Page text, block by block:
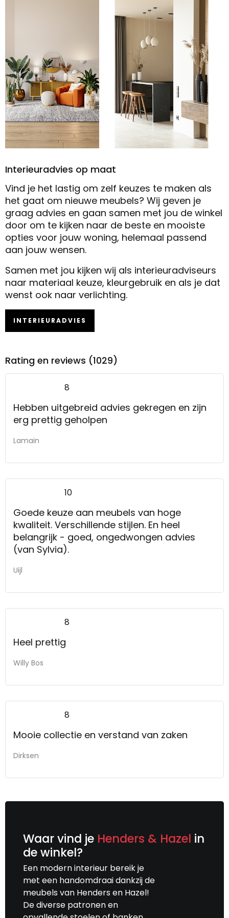
Interieuradvies op maat
Vind je het lastig om zelf keuzes te maken als
het gaat om nieuwe meubels? Wij geven je
graag advies en gaan samen met jou de winkel
door om te kijken naar de beste en mooiste
opties voor jouw woning, helemaal passend
aan jouw wensen.
Samen met jou kijken wij als interieuradviseurs
naar materiaal keuze, kleurgebruik en als je dat
wenst ook naar verlichting.
INTERIEURADVIES
Rating en reviews (1029)
8
Hebben uitgebreid advies gekregen en zijn
erg prettig geholpen
Lamain
10
Goede keuze aan meubels van hoge
kwaliteit. Verschillende stijlen. En heel
belangrijk - goed, ongedwongen advies
(van Sylvia).
Uijl
8
Heel prettig
Willy Bos
8
Mooie collectie en verstand van zaken
Dirksen
Waar vind je Henders & Hazel in
de winkel?
Een modern interieur bereik je
met een handomdraai dankzij de
meubels van Henders en Hazel!
De diverse patronen en